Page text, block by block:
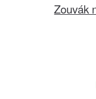
Zouvák